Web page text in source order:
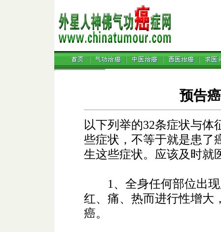
预告
以下列举的32条症状与
些症状，不等于就是患了
生这些症状。应该及时就
1、全身任何部位出现
红、痛、热而进行性增大
癌。